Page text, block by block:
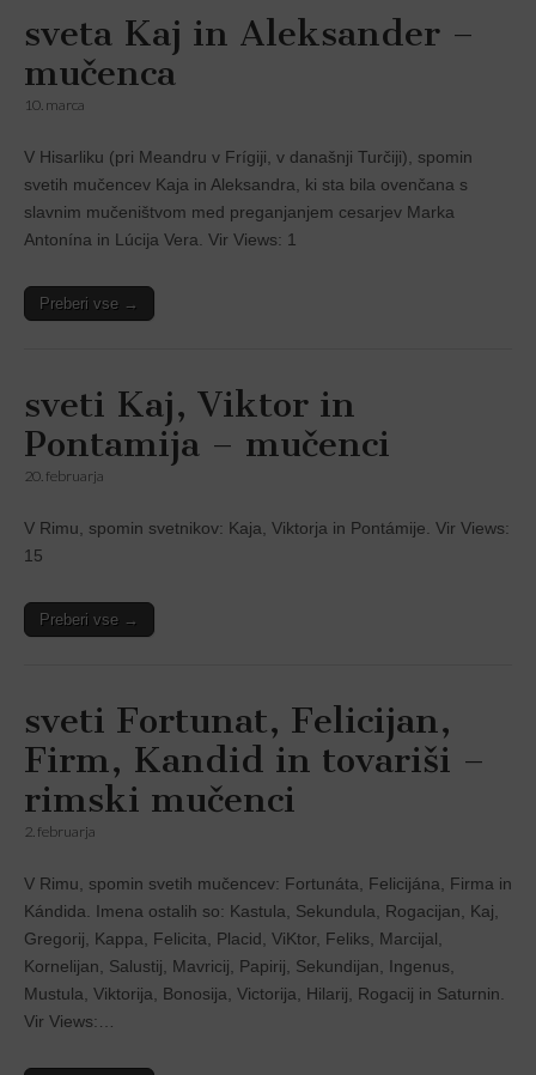
sveta Kaj in Aleksander –
mučenca
10. marca
V Hisarliku (pri Meandru v Frígĳi, v današnji Turčĳi), spomin
svetih mučencev Kaja in Aleksandra, ki sta bila ovenčana s
slavnim mučeništvom med preganjanjem cesarjev Marka
Antonína in Lúcĳa Vera. Vir Views: 1
Preberi vse →
sveti Kaj, Viktor in
Pontamija – mučenci
20. februarja
V Rimu, spomin svetnikov: Kaja, Viktorja in Pontámije. Vir Views:
15
Preberi vse →
sveti Fortunat, Felicijan,
Firm, Kandid in tovariši –
rimski mučenci
2. februarja
V Rimu, spomin svetih mučencev: Fortunáta, Felicijána, Firma in
Kándida. Imena ostalih so: Kastula, Sekundula, Rogacijan, Kaj,
Gregorij, Kappa, Felicita, Placid, ViKtor, Feliks, Marcijal,
Kornelijan, Salustij, Mavricij, Papirij, Sekundijan, Ingenus,
Mustula, Viktorija, Bonosija, Victorija, Hilarij, Rogacij in Saturnin.
Vir Views:…